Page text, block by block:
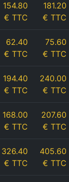
154.80
€ TTC
181.20
€ TTC
62.40
€ TTC
75.60
€ TTC
194.40
€ TTC
240.00
€ TTC
168.00
€ TTC
207.60
€ TTC
326.40
€ TTC
405.60
€ TTC